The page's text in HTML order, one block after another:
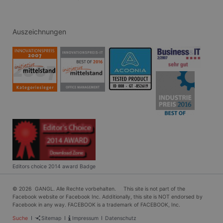
Auszeichnungen
Editors choice 2014 award Badge
© 2026 GANGL. Alle Rechte vorbehalten. This site is not part of the
Facebook website or Facebook Inc. Additionally, this site is NOT endorsed by
Facebook in any way. FACEBOOK is a trademark of FACEBOOK, Inc.
Navigation
Suche Sitemap Impressum Datenschutz
sich um
CookieScriptConsent